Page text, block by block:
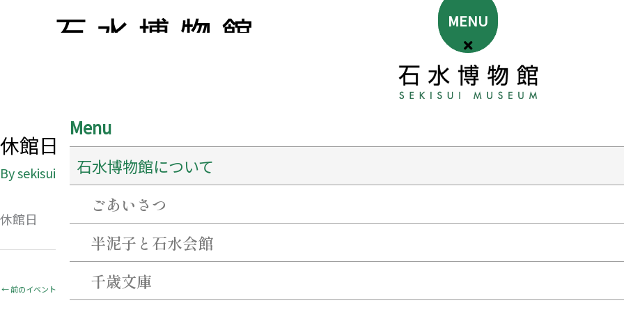
MENU
Menu
石水博物館について
ごあいさつ
半泥子と石水会館
千歳文庫
休館日
Bysekisui@creator/2027年3月23日
休館日
←前のイベント